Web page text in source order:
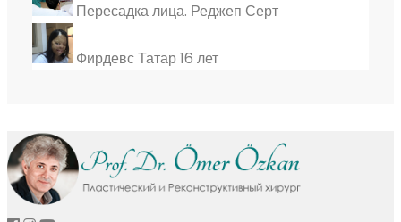
Пересадка лица. Реджеп Серт
Фирдевс Татар 16 лет